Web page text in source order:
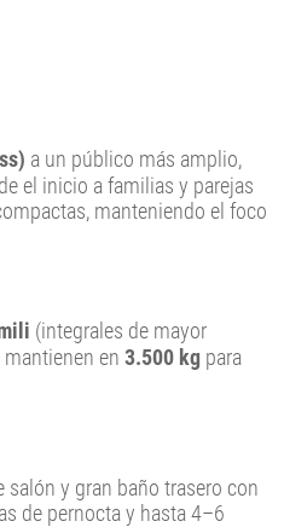
a un público más amplio,
el inicio a familias y parejas
manteniendo el foco
(integrales de mayor
en 3.500 kg para
salón y gran baño trasero con
de pernocta y hasta 4–6